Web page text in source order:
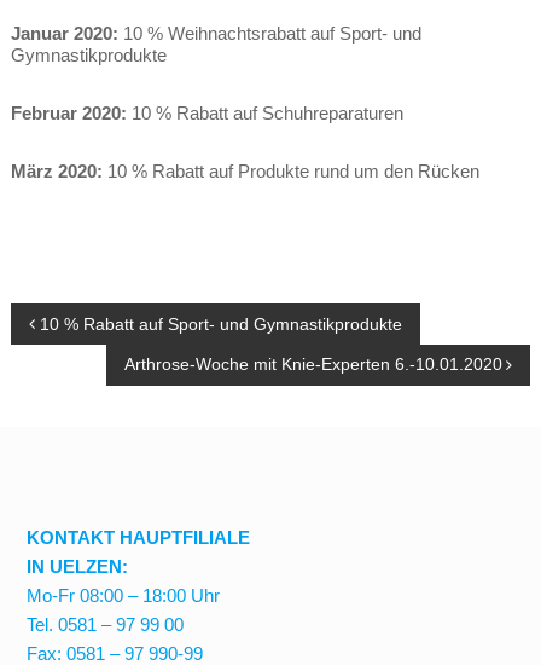
Januar 2020: 10 % Weihnachtsrabatt auf Sport- und
Gymnastikprodukte
Februar 2020: 10 % Rabatt auf Schuhreparaturen
März 2020: 10 % Rabatt auf Produkte rund um den Rücken
Beitragsnavigation
10 % Rabatt auf Sport- und Gymnastikprodukte
Arthrose-Woche mit Knie-Experten 6.-10.01.2020
KONTAKT HAUPTFILIALE
IN UELZEN:
Mo-Fr 08:00 – 18:00 Uhr
Tel. 0581 – 97 99 00
Fax: 0581 – 97 990-99